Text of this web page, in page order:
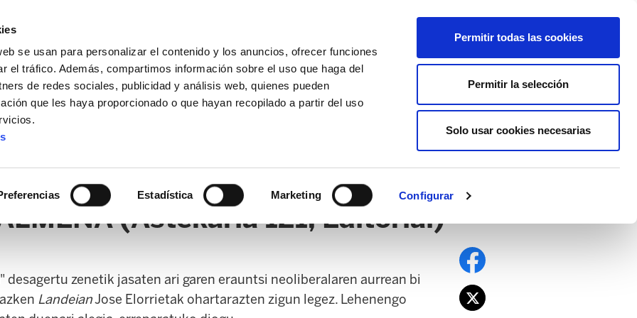
se usan para personalizar el contenido y los anuncios, ofrecer funciones
el tráfico. Además, compartimos información sobre el uso que haga del
de redes sociales, publicidad y análisis web, quienes pueden
que les haya proporcionado o que hayan recopilado a partir del uso
Estadística Marketing Configurar
Permitir todas las cookies
Permitir la selección
Solo usar cookies necesarias
AFÍLIATE
(Astekaria 121, Editorial)
desagertu zenetik jasaten ari garen erauntsi neoliberalaren aurrean bi
LandeianJose Elorrietak ohartarazten zigun legez. Lehenengo